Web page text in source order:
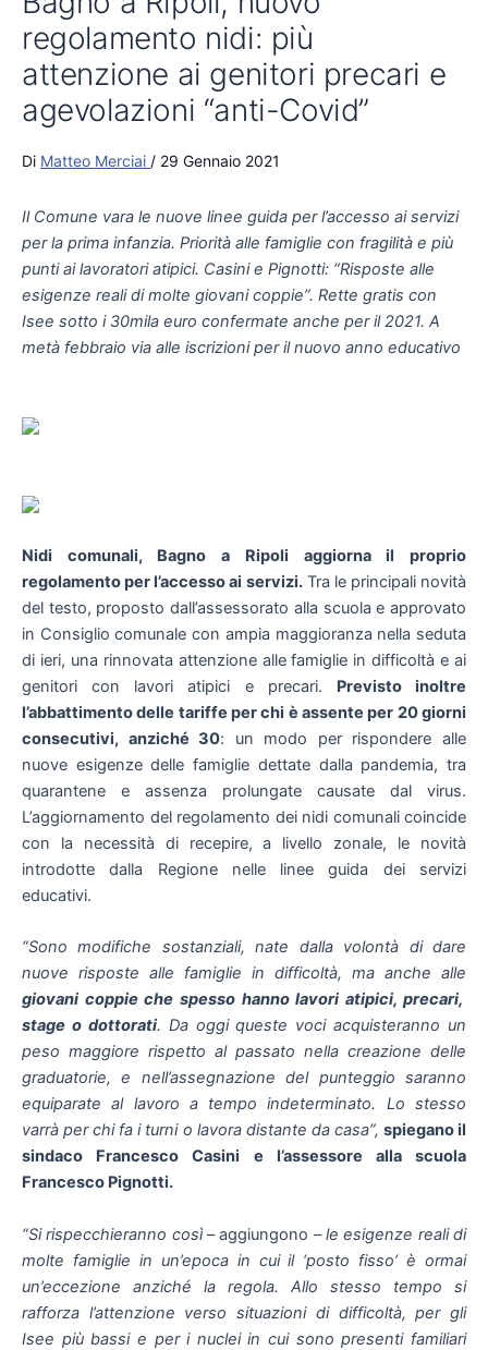
regolamento nidi: più
attenzione ai genitori precari e
agevolazioni “anti-Covid”
Di Matteo Merciai / 29 Gennaio 2021
Il Comune vara le nuove linee guida per l’accesso ai servizi
per la prima infanzia. Priorità alle famiglie con fragilità e più
punti ai lavoratori atipici. Casini e Pignotti: “Risposte alle
esigenze reali di molte giovani coppie”. Rette gratis con
Isee sotto i 30mila euro confermate anche per il 2021. A
metà febbraio via alle iscrizioni per il nuovo anno educativo
Nidi comunali, Bagno a Ripoli aggiorna il proprio
regolamento per l’accesso ai servizi.Tra le principali novità
del testo, proposto dall’assessorato alla scuola e approvato
in Consiglio comunale con ampia maggioranza nella seduta
di ieri, una rinnovata attenzione alle famiglie in difficoltà e ai
genitori con lavori atipici e precari. Previsto inoltre
l’abbattimento delle tariffe per chi è assente per 20 giorni
consecutivi, anziché 30: un modo per rispondere alle
nuove esigenze delle famiglie dettate dalla pandemia, tra
quarantene e assenza prolungate causate dal virus.
L’aggiornamento del regolamento dei nidi comunali coincide
con la necessità di recepire, a livello zonale, le novità
introdotte dalla Regione nelle linee guida dei servizi
educativi.
“Sono modifiche sostanziali, nate dalla volontà di dare
nuove risposte alle famiglie in difficoltà, ma anche alle
giovani coppie che spesso hanno lavori atipici, precari,
stage o dottorati. Da oggi queste voci acquisteranno un
peso maggiore rispetto al passato nella creazione delle
graduatorie, e nell’assegnazione del punteggio saranno
equiparate al lavoro a tempo indeterminato. Lo stesso
varrà per chi fa i turni o lavora distante da casa”, spiegano il
sindaco Francesco Casini e l’assessore alla scuola
Francesco Pignotti.
“Si rispecchieranno così– aggiungono –le esigenze reali di
molte famiglie in un’epoca in cui il ‘posto fisso’ è ormai
un’eccezione anziché la regola. Allo stesso tempo si
rafforza l’attenzione verso situazioni di difficoltà, per gli
Isee più bassi e per i nuclei in cui sono presenti familiari